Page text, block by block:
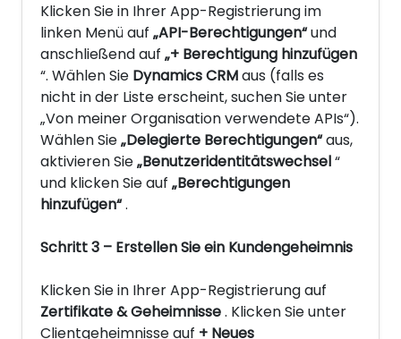
Klicken Sie in Ihrer App-Registrierung im
linken Menü auf „API-Berechtigungen“und
anschließend auf „+ Berechtigung hinzufügen
“. Wählen Sie Dynamics CRMaus (falls es
nicht in der Liste erscheint, suchen Sie unter
„Von meiner Organisation verwendete APIs“).
Wählen Sie„Delegierte Berechtigungen“aus,
aktivieren Sie„Benutzeridentitätswechsel“
und klicken Sie auf „Berechtigungen
hinzufügen“.
Schritt 3 – Erstellen Sie ein Kundengeheimnis
Klicken Sie in Ihrer App-Registrierung auf
Zertifikate & Geheimnisse. Klicken Sie unter
Clientgeheimnisse auf + Neues